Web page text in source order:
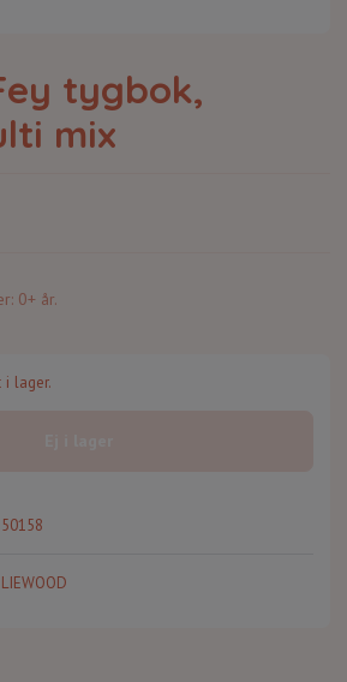
tygbok,
mix
0+ år.
i lager.
50158
LIEWOOD